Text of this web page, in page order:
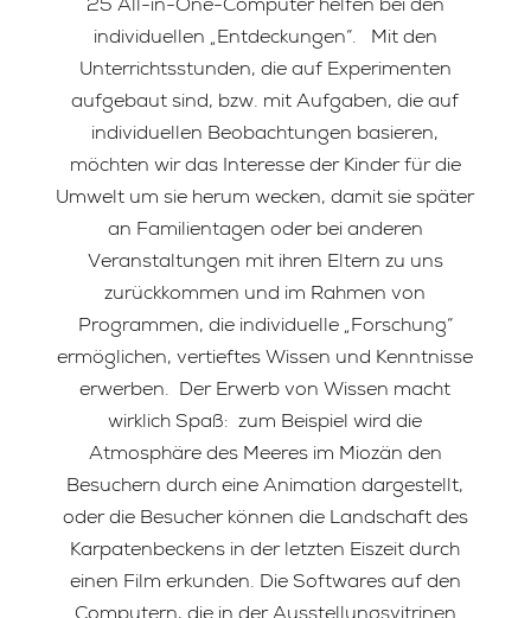
25 All-in-One-Computer helfen bei den
individuellen „Entdeckungen“. Mit den
Unterrichtsstunden, die auf Experimenten
aufgebaut sind, bzw. mit Aufgaben, die auf
individuellen Beobachtungen basieren,
möchten wir das Interesse der Kinder für die
Umwelt um sie herum wecken, damit sie später
an Familientagen oder bei anderen
Veranstaltungen mit ihren Eltern zu uns
zurückkommen und im Rahmen von
Programmen, die individuelle „Forschung“
ermöglichen, vertieftes Wissen und Kenntnisse
erwerben. Der Erwerb von Wissen macht
wirklich Spaß: zum Beispiel wird die
Atmosphäre des Meeres im Miozän den
Besuchern durch eine Animation dargestellt,
oder die Besucher können die Landschaft des
Karpatenbeckens in der letzten Eiszeit durch
einen Film erkunden. Die Softwares auf den